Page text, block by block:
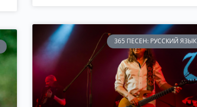
365 ПЕСЕН: РУССКИЙ ЯЗЫК